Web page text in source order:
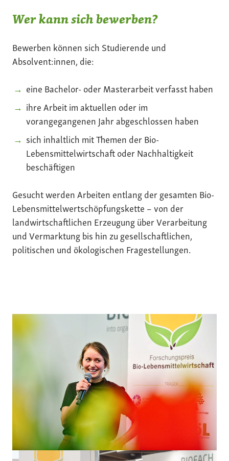
Wer kann sich bewerben?
Bewerben können sich Studierende und
Absolvent:innen, die:
eine Bachelor- oder Masterarbeit verfasst haben
ihre Arbeit im aktuellen oder im
vorangegangenen Jahr abgeschlossen haben
sich inhaltlich mit Themen der Bio-
Lebensmittelwirtschaft oder Nachhaltigkeit
beschäftigen
Gesucht werden Arbeiten entlang der gesamten Bio-
Lebensmittelwertschöpfungskette – von der
landwirtschaftlichen Erzeugung über Verarbeitung
und Vermarktung bis hin zu gesellschaftlichen,
politischen und ökologischen Fragestellungen.